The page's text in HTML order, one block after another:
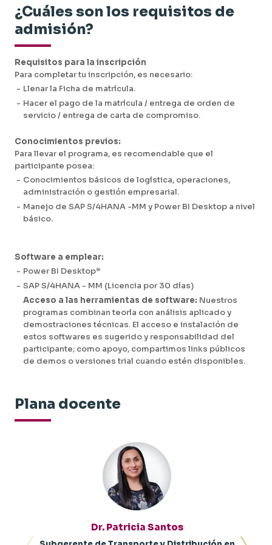
Análisis de desviaciones y causas raíz.
- Alertas y seguimiento del desempeño logístico.
- Uso de IA para generación de insights
ejecutivos.
inventarios y abastecimiento.
-
Integración del planeamiento de distribución y
servicio al cliente.
- Identificación y gestión de riesgos logísticos.
logístico.
- Uso transversal de IA en la toma de decisiones.
- Presentación y sustentación ejecutiva del plan
¿Cuáles son los requisitos de
admisión?
Requisitos para la inscripción
Para completar tu inscripción, es necesario:
- Llenar la Ficha de matrícula.
- Hacer el pago de la matrícula / entrega de orden de
servicio / entrega de carta de compromiso.
Conocimientos previos:
Para llevar el programa, es recomendable que el
participante posea:
- Conocimientos básicos de logística, operaciones,
administración o gestión empresarial.
- Manejo de SAP S/4HANA -MM y Power BI Desktop a nivel
básico.
Software a emplear:
- Power BI Desktop*
- SAP S/4HANA - MM (Licencia por 30 días)
Acceso a las herramientas de software: Nuestros
programas combinan teoría con análisis aplicado y
demostraciones técnicas. El acceso e instalación de
estos softwares es sugerido y responsabilidad del
participante; como apoyo, compartimos links públicos
de demos o versiones trial cuando estén disponibles.
Plana docente
Dr. Patricia Santos